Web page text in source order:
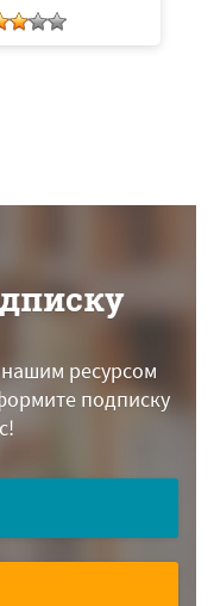
ресурсом
подписку